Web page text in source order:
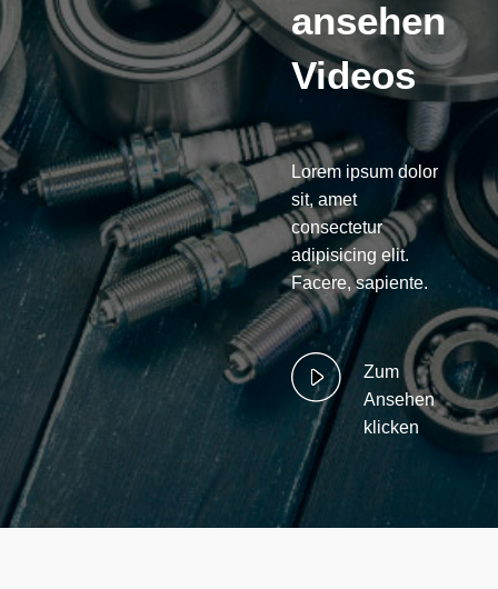
ansehen
Videos
Lorem ipsum dolor
sit, amet
consectetur
adipisicing elit.
Facere, sapiente.
Zum
Ansehen
klicken